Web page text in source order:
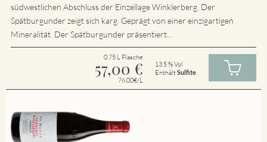
südwestlichen Abschluss der Einzellage Winklerberg. Der
Spätburgunder zeigt sich karg. Geprägt von einer einzigartigen
Mineralität. Der Spätburgunder präsentiert...
0.75 L Flasche
57,00 €
76.00€/L
13.5 % Vol
EnthältSulfite